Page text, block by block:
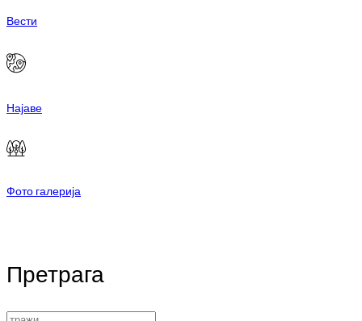
Вести
Најаве
Фото галерија
Претрага